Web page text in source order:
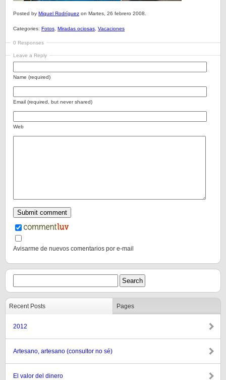
Posted by Miquel Rodríguez on Martes, 26 febrero 2008.
Categories: Fotos Miradas ociosas Vacaciones
0 Responses
Leave a Reply
Name (required)
Email (required, but never shared)
Web
Avisarme de nuevos comentarios por e-mail
Recent Posts Pages
2012
Artesano, artesano (consultor no sé)
El valor del dinero